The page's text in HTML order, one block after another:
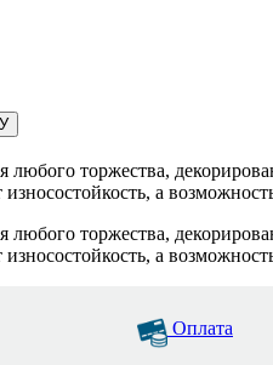
любого торжества,
а
любого торжества,
а
Оплата